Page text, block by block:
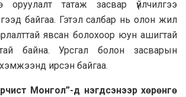
оруулалт татаж засвар үйлчилгээ
байгаа. Гэтэл салбар нь олон жил
явсан болохоор юун ашигтай
байна. Урсгал болон засварын
хэмжээнд ирсэн байгаа.
Монгол”-д нэгдсэнээр хөрөнгө